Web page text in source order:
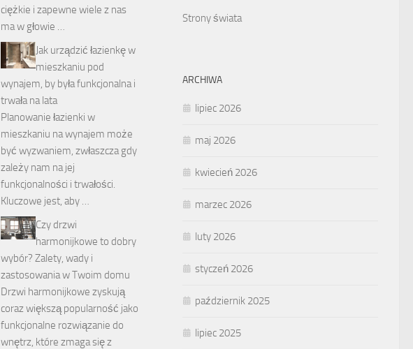
Strony świata
ARCHIWA
lipiec 2026
maj 2026
kwiecień 2026
marzec 2026
luty 2026
styczeń 2026
październik 2025
lipiec 2025
ciężkie i zapewne wiele z nas
ma w głowie …
Jak urządzić łazienkę w
mieszkaniu pod
wynajem, by była funkcjonalna i
trwała na lata
Planowanie łazienki w
mieszkaniu na wynajem może
być wyzwaniem, zwłaszcza gdy
zależy nam na jej
funkcjonalności i trwałości.
Kluczowe jest, aby …
Czy drzwi
harmonijkowe to dobry
wybór? Zalety, wady i
zastosowania w Twoim domu
Drzwi harmonijkowe zyskują
coraz większą popularność jako
funkcjonalne rozwiązanie do
wnętrz, które zmaga się z